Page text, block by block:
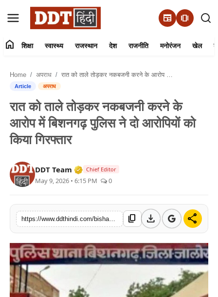
newspaper amp_stories
हमारे बारे में
शिक्षा
स्वास्थ्य
देश
राजनीति
मनोरंजन
खेल
व्यापार
home शिक्षा स्वास्थ्य राजस्थान देश राजनीति मनोरंजन खेल
Home अपराध रात को ताले तोड़कर नकबजनी करने के आरोप में बिशनगढ़ पुलिस ने दो आरोपियों को किया गिरफ्तार
Article अपराध
रात को ताले तोड़कर नकबजनी करने के
आरोप में बिशनगढ़ पुलिस ने दो आरोपियों को
किया गिरफ्तार
DDT Team Verified Media or Organization • 01
Chief Editor
May 9, 2026 • 6:15 PM 0
content_copy download share